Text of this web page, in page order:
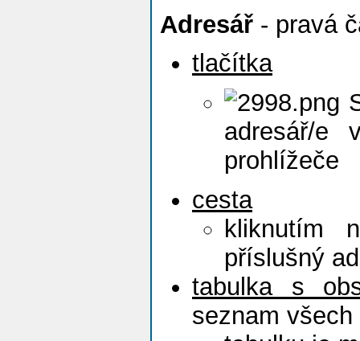
Adresář - pravá
tlačítka
adresář/e
prohlížeče
cesta
kliknutím
příslušný
tabulka s
seznam